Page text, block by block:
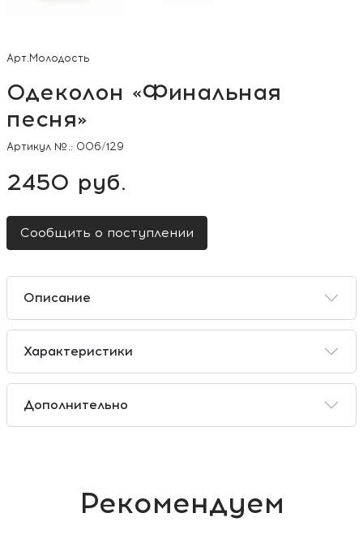
Арт.Молодость
Одеколон «Финальная
песня»
Артикул №.: 006/129
2450 руб.
Сообщить о поступлении
Описание
Характеристики
Дополнительно
Рекомендуем